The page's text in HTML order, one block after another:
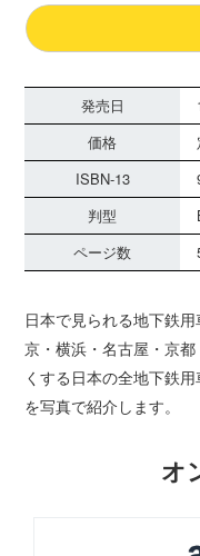
発売日
価格
ISBN-13
判型
ページ数
日本で見られる地下鉄
京・横浜・名古屋・京
くする日本の全地下鉄
を写真で紹介します。
オ